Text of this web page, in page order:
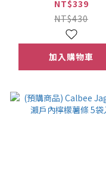
NT$339
NT$430
加入購物車